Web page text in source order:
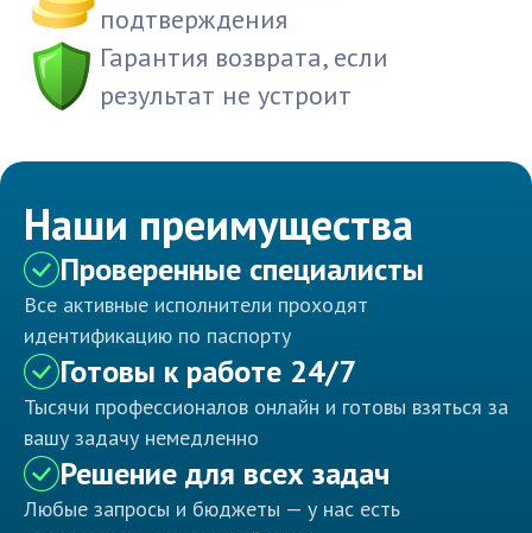
подтверждения
Гарантия возврата, если
результат не устроит
Наши преимущества
Проверенные специалисты
Все активные исполнители проходят
идентификацию по паспорту
Готовы к работе 24/7
Тысячи профессионалов онлайн и готовы взяться за
вашу задачу немедленно
Решение для всех задач
Любые запросы и бюджеты — у нас есть